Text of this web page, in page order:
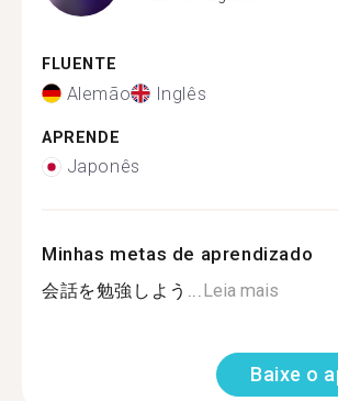
FLUENTE
Alemão Inglês
APRENDE
Japonês
Minhas metas de aprendizado
会話を勉強しよう...Leia mais
Baixe o